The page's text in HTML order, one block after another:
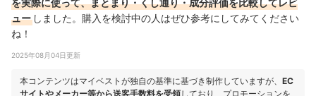
を実際に使って、まとまり・くし通り・成分評価を比較してレビ
ュー しました。購入を検討中の人はぜひ参考にしてみてください
ね！
2025年08月04日更新
本コンテンツはマイベストが独自の基準に基づき制作していますが、 EC
サイトやメーカー等から送客手数料を受領しており、プロモーションを